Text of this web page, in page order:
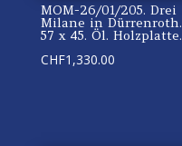
MOM-26/01/205. Drei
Milane in Dürrenroth.
57 x 45. Öl. Holzplatte.
CHF1,330.00